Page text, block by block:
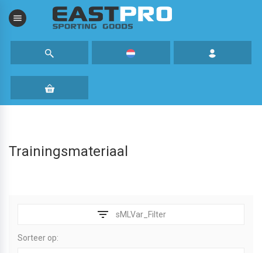
menu
Trainingsmateriaal
filter_list sMLVar_Filter
Sorteer op: